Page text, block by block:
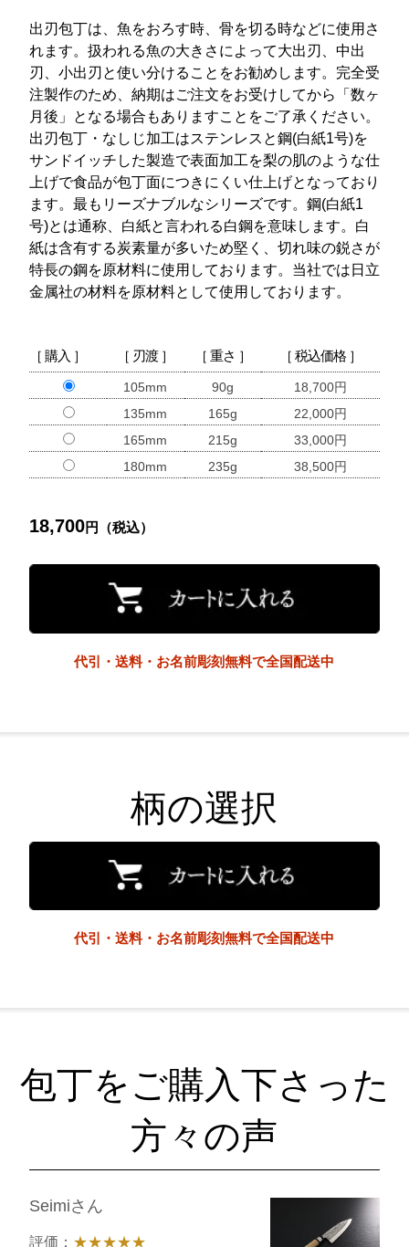
出刃包丁は、魚をおろす時、骨を切る時などに使用さ
れます。扱われる魚の大きさによって大出刃、中出
刃、小出刃と使い分けることをお勧めします。完全受
注製作のため、納期はご注文をお受けしてから「数ヶ
月後」となる場合もありますことをご了承ください。
出刃包丁・なしじ加工はステンレスと鋼(白紙1号)を
サンドイッチした製造で表面加工を梨の肌のような仕
上げで食品が包丁面につきにくい仕上げとなっており
ます。最もリーズナブルなシリーズです。鋼(白紙1
号)とは通称、白紙と言われる白鋼を意味します。白
紙は含有する炭素量が多いため堅く、切れ味の鋭さが
特長の鋼を原材料に使用しております。当社では日立
金属社の材料を原材料として使用しております。
［ 購入 ］ ［ 刃渡 ］ ［ 重さ ］ ［ 税込価格 ］
105mm 90g
18,700円
135mm
165g
22,000円
165mm
215g
33,000円
180mm
235g 38,500円
18,700円（税込）
代引・送料・お名前彫刻無料で全国配送中
柄の選択
代引・送料・お名前彫刻無料で全国配送中
包丁をご購入下さった
方々の声
Seimiさん
評価： ★★★★★